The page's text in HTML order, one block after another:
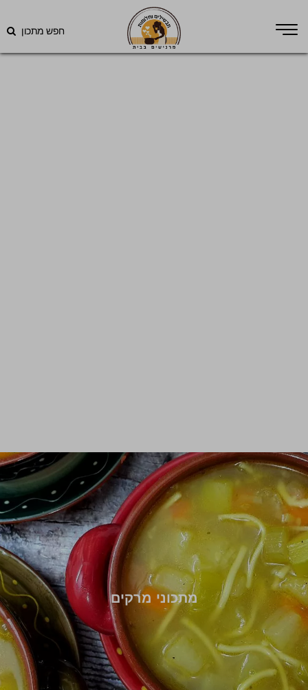
חפש מתכון
מתכוני מרקים